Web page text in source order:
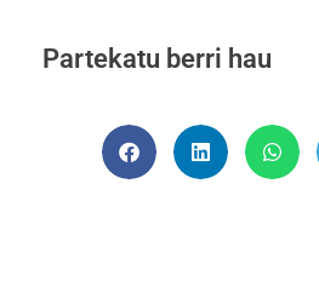
Partekatu berri hau